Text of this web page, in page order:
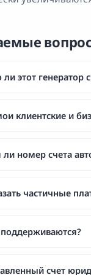
ли этот
клиентские и
ли номер счета
частичные
счет